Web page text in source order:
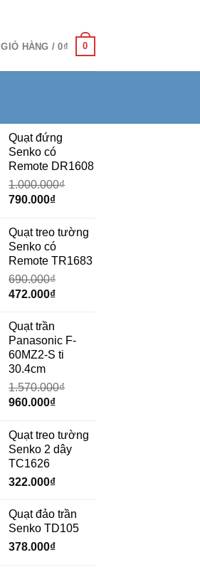
GIỎ HÀNG /0₫ 0
Quạt đứng
Senko có
Remote DR1608
1.000.000₫
Giá
là:
1.000.000₫.
790.000₫Giá
tại
là:
790.000₫.
Quạt treo tường
Senko có
Remote TR1683
690.000₫
Giá
là:
690.000₫.
472.000₫Giá
là:
472.000₫.
Quạt trần
Panasonic F-
60MZ2-S ti
30.4cm
1.570.000₫
Giá
là:
1.570.000₫.
960.000₫Giá
tại
là:
Quạt treo tường
Senko 2 dây
TC1626
322.000₫
Quạt đảo trần
Senko TD105
378.000₫